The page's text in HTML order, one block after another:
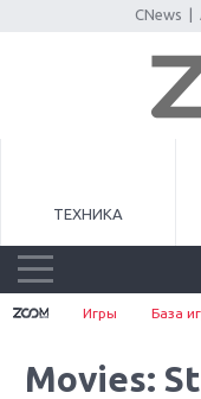
CNews
ТЕХНИКА
Игры База
Movies: